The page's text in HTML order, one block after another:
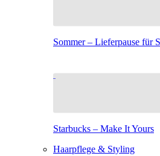
Sommer – Lieferpause für
Starbucks – Make It Yours
Haarpflege & Styling